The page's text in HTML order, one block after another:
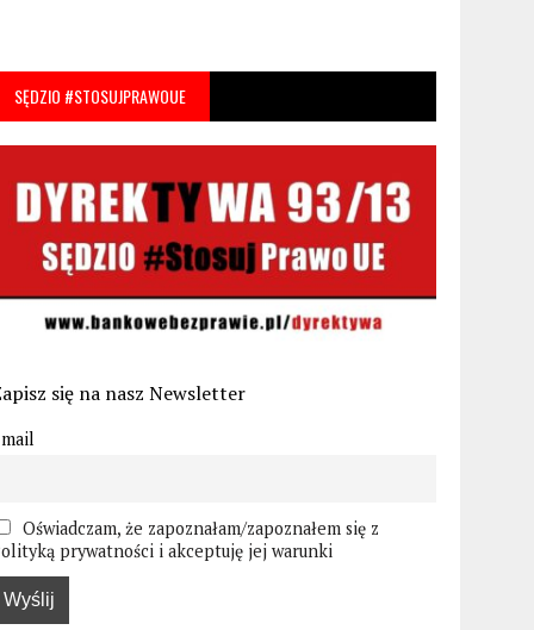
SĘDZIO #STOSUJPRAWOUE
się na nasz Newsletter
Oświadczam, że zapoznałam/zapoznałem się z
prywatności i akceptuję jej warunki